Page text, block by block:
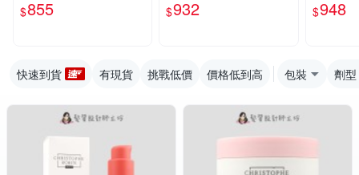
洗髮露500ml HS09 H
$855
全效護髮精華50ml H
$932
玫瑰豐
$948
快速到貨 有現貨 挑戰低價 價格低到高 包裝 劑型